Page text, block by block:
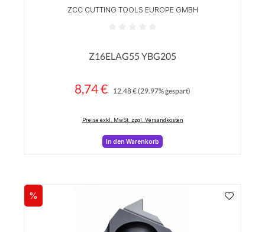
ZCC CUTTING TOOLS EUROPE GMBH
Z16ELAG55 YBG205
Verkaufspreis:
8,74 € 12,48 €(29.97% gespart)
Preise exkl. MwSt. zzgl. Versandkosten
In den Warenkorb
Rabatt
%